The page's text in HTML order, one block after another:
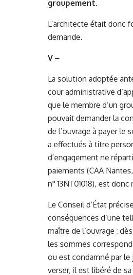
groupement.
L’architecte était donc
demande.
V –
La solution adoptée
cour administrative
que le membre d’un
pouvait demander la
de l’ouvrage à payer le
a effectués à titre
d’engagement ne
paiements (CAA
n° 13NT01018), est
Le Conseil d’État
conséquences d’une
maître de l’ouvrage :
les sommes
ou est condamné par
verser, il est libéré de